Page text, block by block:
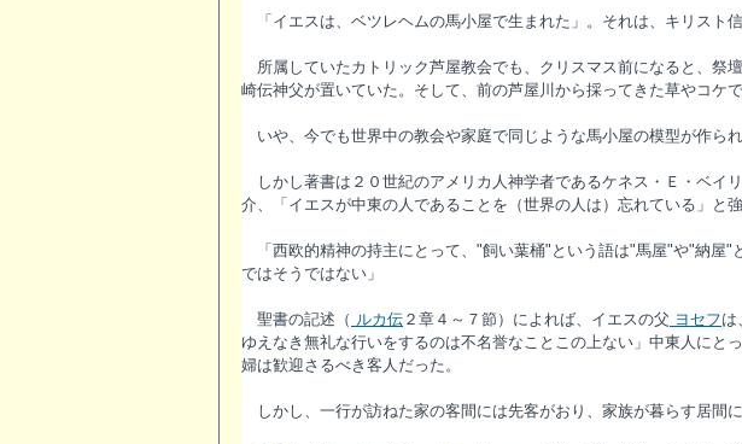
「イエスは、ベツレヘムの馬小屋で生まれた」。それは、キリスト
所属していたカトリック芦屋教会でも、クリスマス前になると、祭
崎伝神父が置いていた。そして、前の芦屋川から採ってきた草やコケ
いや、今でも世界中の教会や家庭で同じような馬小屋の模型が作ら
しかし著書は２０世紀のアメリカ人神学者であるケネス・Ｅ・ベイ
介、「イエスが中東の人であることを（世界の人は）忘れている」と強
「西欧的精神の持主にとって、"飼い葉桶"という語は"馬屋"や"納屋"
ではそうではない」
聖書の記述（ ルカ伝 ２章４～７節）によれば、イエスの父 ヨセフは
ゆえなき無礼な行いをするのは不名誉なことこの上ない」中東人にと
婦は歓迎さるべき客人だった。
しかし、一行が訪ねた家の客間には先客がおり、家族が暮らす居間に